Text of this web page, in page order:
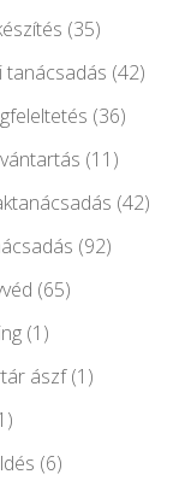
(35)
tanácsadás (42)
(36)
(11)
(42)
(92)
(65)
(1)
ászf(1)
(6)